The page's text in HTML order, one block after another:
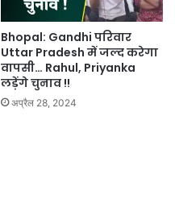
Bhopal: Gandhi परिवार
Uttar Pradesh में जल्द करेगा
वापसी… Rahul, Priyanka
लड़ेंगे चुनाव !!
अप्रैल 28, 2024